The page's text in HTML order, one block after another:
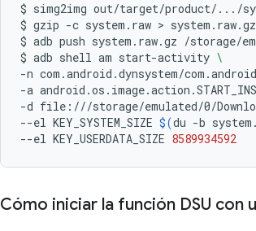
$ simg2img out/target/product/.../
$ gzip -c system.raw > system.raw.gz
$ adb push system.raw.gz /storage/
$ adb shell am start-activity \
-n com.android.dynsystem/
-a
-d file:///storage/emulated/0/
--el KEY_SYSTEM_SIZE $(du -b
--el KEY_USERDATA_SIZE 8589934592
Cómo iniciar la función DSU con